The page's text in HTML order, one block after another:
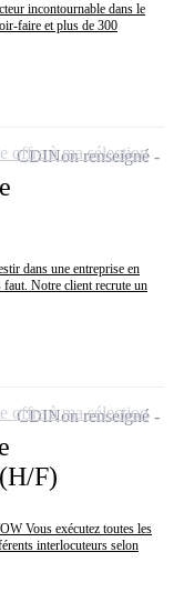
incontournable dans le
faire et plus de 300
dans une entreprise en
Notre client recrute un
CDINon renseigné
offre à ma sélection
F)
Vous exécutez toutes les
interlocuteurs selon
CDINon renseigné
offre à ma sélection